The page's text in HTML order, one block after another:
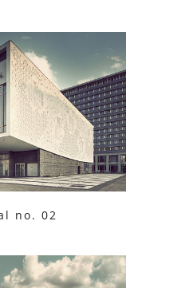
no. 02